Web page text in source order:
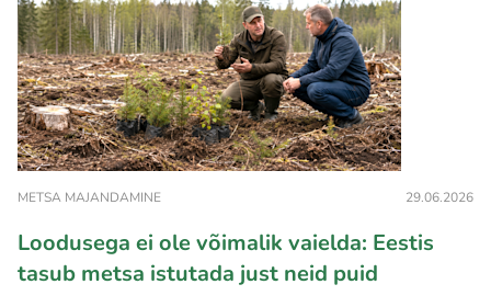
METSA MAJANDAMINE 29.06.2026
Loodusega ei ole võimalik vaielda: Eestis
tasub metsa istutada just neid puid